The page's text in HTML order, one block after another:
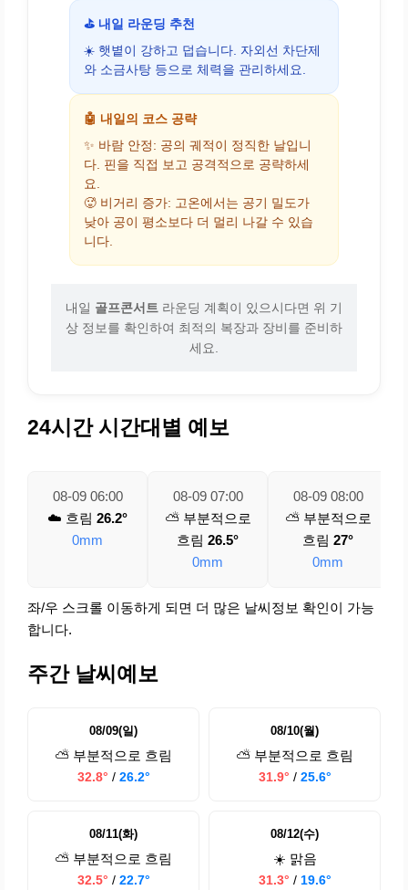
⛳ 내일 라운딩 추천
☀️ 햇볕이 강하고 덥습니다. 자외선 차단제
와 소금사탕 등으로 체력을 관리하세요.
🤖 내일의 코스 공략
✨ 바람 안정: 공의 궤적이 정직한 날입니
다. 핀을 직접 보고 공격적으로 공략하세
요.
🥵 비거리 증가: 고온에서는 공기 밀도가
낮아 공이 평소보다 더 멀리 나갈 수 있습
니다.
내일 골프콘서트 라운딩 계획이 있으시다면 위 기
상 정보를 확인하여 최적의 복장과 장비를 준비하
세요.
24시간 시간대별 예보
08-09 06:00
☁️ 흐림 26.2°
0mm
08-09 07:00
⛅ 부분적으로
흐림 26.5°
0mm
08-09 08:00
⛅ 부분적으로
흐림 27°
0mm
좌/우 스크롤 이동하게 되면 더 많은 날씨정보 확인이 가능
합니다.
주간 날씨예보
08/09(일)
⛅ 부분적으로 흐림
32.8° / 26.2°
08/10(월)
⛅ 부분적으로 흐림
31.9° / 25.6°
08/11(화)
⛅ 부분적으로 흐림
32.5° / 22.7°
08/12(수)
☀️ 맑음
31.3° / 19.6°